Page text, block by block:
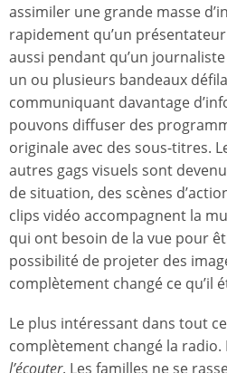
assimiler une grande masse
rapidement qu’un
aussi pendant qu’un
un ou plusieurs bandeaux
communiquant davantage
pouvons diffuser des
originale avec des sous-titres.
autres gags visuels sont
de situation, des scènes
clips vidéo accompagnent la
qui ont besoin de la vue pour
possibilité de projeter des
complètement changé ce qu’il
Le plus intéressant dans tout
complètement changé la
l’écouter. Les familles ne se